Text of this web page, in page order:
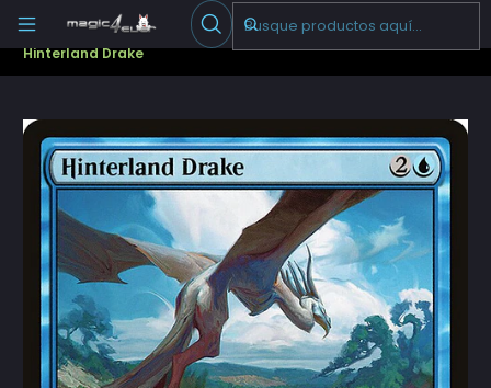
Escribenos
Cartas Sueltas Magic Pioneer
Hinterland Drake